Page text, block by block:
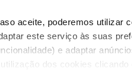
aceite, poderemos utilizar
este serviço às suas
e adaptar
utilização dos cookies clicando